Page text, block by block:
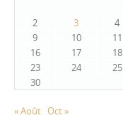
2
3 4
9
10 11
16
17 18
23
24 25
30
« Août Oct »